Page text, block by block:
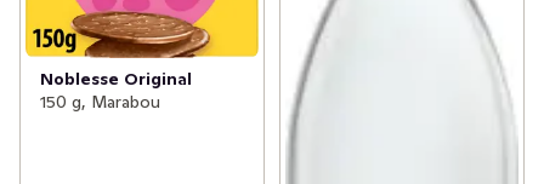
Noblesse Original
150 g, Marabou